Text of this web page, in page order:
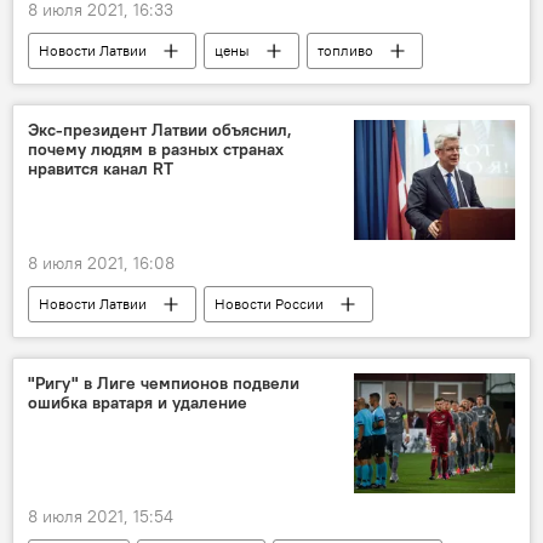
8 июля 2021, 16:33
Новости Латвии цены
топливо
электричество
газ
продукты питания
Экс-президент Латвии объяснил,
почему людям в разных странах
нравится канал RT
8 июля 2021, 16:08
Новости Латвии
Новости России
Валдис Затлерс
RT
"Ригу" в Лиге чемпионов подвели
ошибка вратаря и удаление
8 июля 2021, 15:54